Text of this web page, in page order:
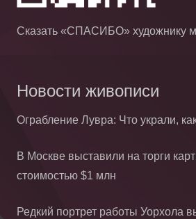
Сказать «СПАСИБО» художнику
Новости живописи
Ограбление Лувра: Что украли,
В Москве выставили на торги
стоимостью $1 млн
Редкий портрет работы Уорхола